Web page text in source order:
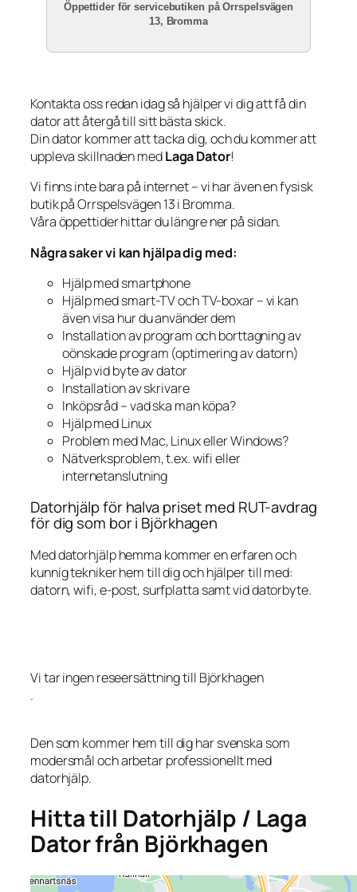
Öppettider för servicebutiken på Orrspelsvägen
13, Bromma
Kontakta oss redan idag så hjälper vi dig att få din
dator att återgå till sitt bästa skick.
Din dator kommer att tacka dig, och du kommer att
uppleva skillnaden medLaga Dator!
Vi finns inte bara på internet – vi har även en fysisk
butik på Orrspelsvägen 13 i Bromma.
Våra öppettider hittar du längre ner på sidan.
Några saker vi kan hjälpa dig med:
Hjälp med smartphone
Hjälp med smart-TV och TV-boxar – vi kan
även visa hur du använder dem
Installation av program och borttagning av
oönskade program (optimering av datorn)
Hjälp vid byte av dator
Installation av skrivare
Inköpsråd – vad ska man köpa?
Hjälp med Linux
Problem med Mac, Linux eller Windows?
Nätverksproblem, t.ex. wifi eller
internetanslutning
Datorhjälp för halva priset med RUT-avdrag
för dig som bor i Björkhagen
Med datorhjälp hemma kommer en erfaren och
kunnig tekniker hem till dig och hjälper till med:
datorn, wifi, e-post, surfplatta samt vid datorbyte.
Vi tar ingen reseersättning till Björkhagen
.
Den som kommer hem till dig har svenska som
modersmål och arbetar professionellt med
datorhjälp.
Hitta till Datorhjälp / Laga
Dator från Björkhagen